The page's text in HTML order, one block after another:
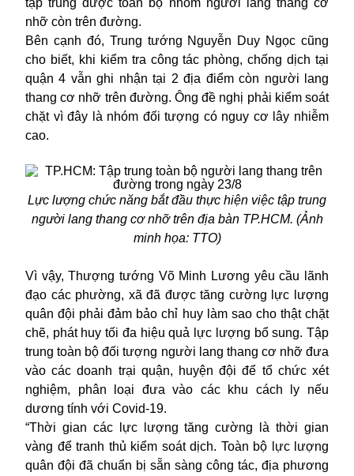
nhỡ còn trên đường.
Bên cạnh đó, Trung tướng Nguyễn Duy Ngọc cũng
cho biết, khi kiểm tra công tác phòng, chống dịch tại
quận 4 vẫn ghi nhận tại 2 địa điểm còn người lang
thang cơ nhỡ trên đường. Ông đề nghị phải kiểm soát
chặt vì đây là nhóm đối tượng có nguy cơ lây nhiễm
cao.
Lực lượng chức năng bắt đầu thực hiện việc tập trung
người lang thang cơ nhỡ trên địa bàn TP.HCM. (Ảnh
minh họa: TTO)
Vì vậy, Thượng tướng Võ Minh Lương yêu cầu lãnh
đạo các phường, xã đã được tăng cường lực lượng
quân đội phải đảm bảo chỉ huy làm sao cho thật chặt
chẽ, phát huy tối đa hiệu quả lực lượng bổ sung. Tập
trung toàn bộ đối tượng người lang thang cơ nhỡ đưa
vào các doanh trại quận, huyện đội để tổ chức xét
nghiệm, phân loại đưa vào các khu cách ly nếu
dương tính với Covid-19.
“Thời gian các lực lượng tăng cường là thời gian
vàng để tranh thủ kiểm soát dịch. Toàn bộ lực lượng
quân đội đã chuẩn bị sẵn sàng công tác, địa phương